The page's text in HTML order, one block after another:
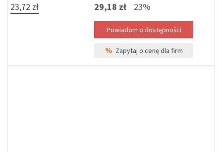
23,72 zł 29,18 zł 23%
% Zapytaj o cenę dla firm